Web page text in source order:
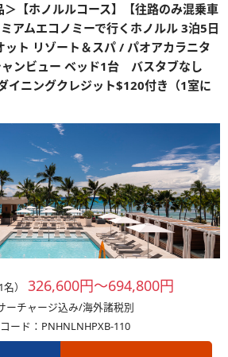
＞【ホノルルコース】【往路のみ混乗車
アムエコノミーで行くホノルル 3泊5日
ット リゾート＆スパ / パオアカラニタ
ンビュー ベッド1台 バスタブなし
イニングクレジット$120付き（1室に
） 326,600円～694,800円
ーチャージ込み/海外諸税別
ード：PNHNLNHPXB-110